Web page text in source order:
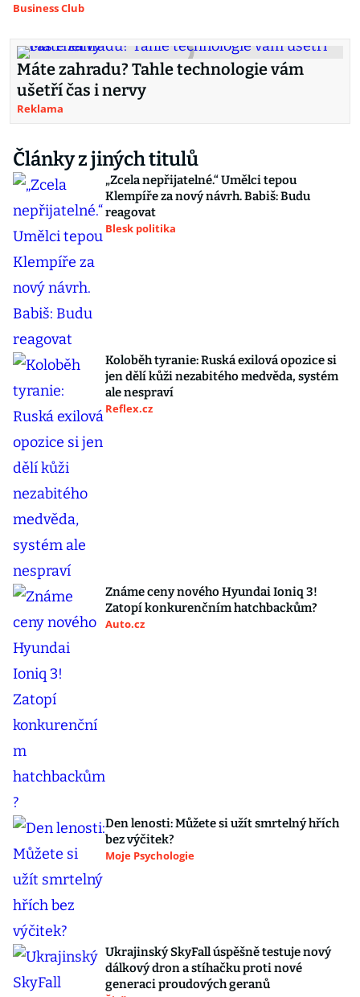
Business Club
Máte zahradu? Tahle technologie vám
ušetří čas i nervy
Reklama
Články z jiných titulů
„Zcela nepřijatelné.“ Umělci tepou
Klempíře za nový návrh. Babiš: Budu
reagovat
Blesk politika
Koloběh tyranie: Ruská exilová opozice si
jen dělí kůži nezabitého medvěda, systém
ale nespraví
Reflex.cz
Známe ceny nového Hyundai Ioniq 3!
Zatopí konkurenčním hatchbackům?
Auto.cz
Den lenosti: Můžete si užít smrtelný hřích
bez výčitek?
Moje Psychologie
Ukrajinský SkyFall úspěšně testuje nový
dálkový dron a stíhačku proti nové
generaci proudových geranů